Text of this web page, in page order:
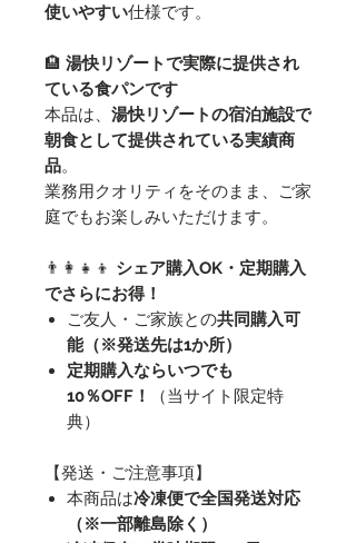
使いやすい仕様です。
🏨 湯快リゾートで実際に提供され
ている食パンです
本品は、 湯快リゾートの宿泊施設で
朝食として提供されている実績商
品。
業務用クオリティをそのまま、ご家
庭でもお楽しみいただけます。
👨‍👩‍👧‍👦 シェア購入OK・定期購入
でさらにお得！
ご友人・ご家族との共同購入可
能（※発送先は1か所）
定期購入ならいつでも
10％OFF！
（当サイト限定特
典）
【発送・ご注意事項】
本商品は冷凍便で全国発送対応
（※一部離島除く）